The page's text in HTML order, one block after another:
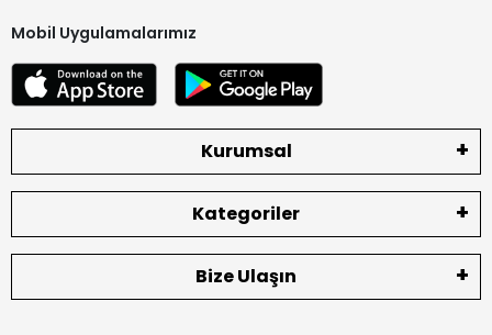
Mobil Uygulamalarımız
Kurumsal
Kategoriler
Bize Ulaşın